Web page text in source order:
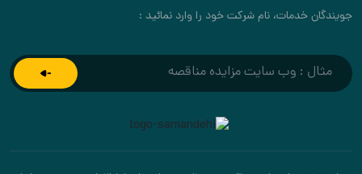
جویندگان خدمات، نام شرکت خود را وارد نمائید :